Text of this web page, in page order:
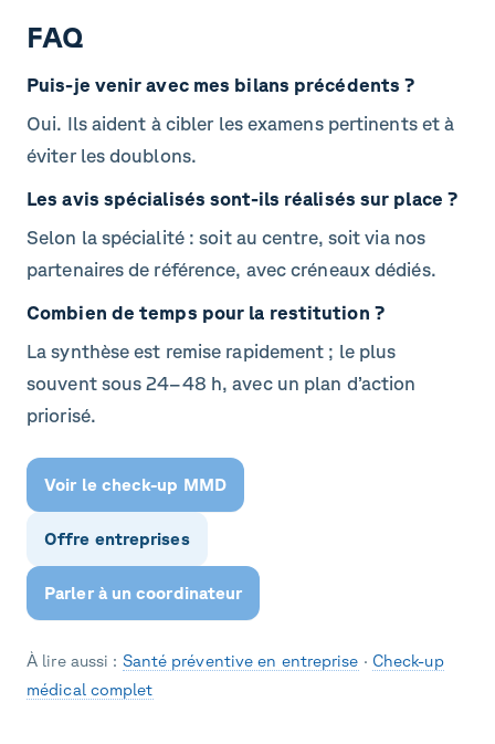
FAQ
Puis-je venir avec mes bilans précédents ?
Oui. Ils aident à cibler les examens pertinents et à
éviter les doublons.
Les avis spécialisés sont-ils réalisés sur place ?
Selon la spécialité : soit au centre, soit via nos
partenaires de référence, avec créneaux dédiés.
Combien de temps pour la restitution ?
La synthèse est remise rapidement ; le plus
souvent sous 24–48 h, avec un plan d’action
priorisé.
Voir le check-up MMD
Offre entreprises
Parler à un coordinateur
À lire aussi : Santé préventive en entreprise · Check-up
médical complet